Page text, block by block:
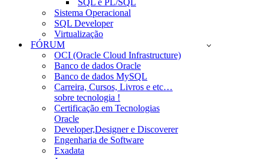
SQL e PL/SQL
Sistema Operacional
SQL Developer
Virtualização
FÓRUM
OCI (Oracle Cloud Infrastructure)
Banco de dados Oracle
Banco de dados MySQL
Carreira, Cursos, Livros e etc…
sobre tecnologia !
Certificação em Tecnologias
Oracle
Developer,Designer e Discoverer
Engenharia de Software
Exadata